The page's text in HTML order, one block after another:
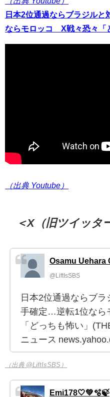
日本2位通過ならブラジル
ならモロッコ X戦々恐々「
（出典 Youtube）
＜X（旧ツイッタ
Osamu Uehara
@LiftIsSBS
日本2位通過ならブ
手確定…逆転1位な
「どっちも怖い」
ニュース
（出典 @LiftIsSBS）
Emi178🤍💚🫧🍃